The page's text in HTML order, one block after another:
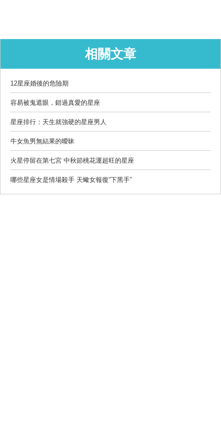
相關文章
12星座婚後的危險期
容易被鬼遮眼，錯過真愛的星座
星座排行：天生就強硬的星座男人
牛女魚男無結果的曖昧
火星停留在第七宮 中秋節桃花運超旺的星座
哪些星座女是情場殺手 天蠍女報復“下黑手”